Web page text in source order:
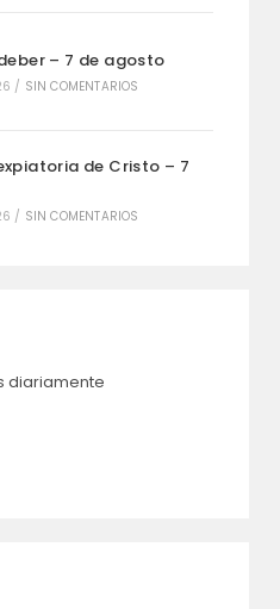
– 7 de agosto
/ SIN COMENTARIOS
de Cristo – 7
/ SIN COMENTARIOS
diariamente